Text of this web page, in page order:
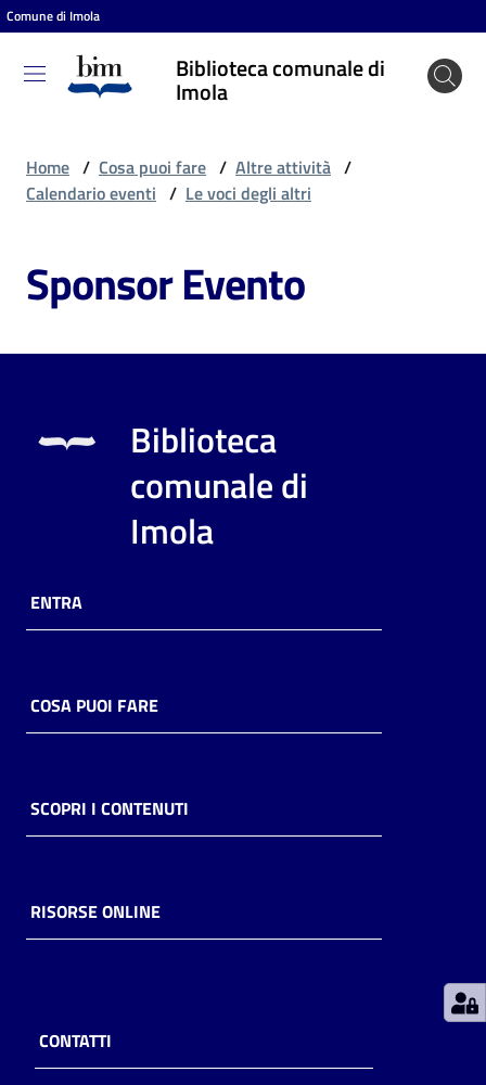
Vai al contenuto
Vai alla navigazione
Vai al footer
Comune di Imola
Biblioteca comunale di
Imola
Biblioteca
comunale
puoi
Risorse
online
Casa
Piani
storico
per
Home / Cosa puoi fare / Altre attività /
Calendario eventi / Le voci degli altri
Sponsor Evento
Biblioteca
comunale di
Imola
ENTRA
COSA PUOI FARE
SCOPRI I CONTENUTI
RISORSE ONLINE
CONTATTI